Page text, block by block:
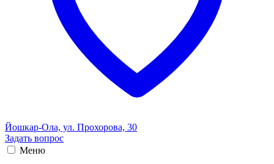
Йошкар-Ола, ул. Прохорова, 30
Задать вопрос
Меню